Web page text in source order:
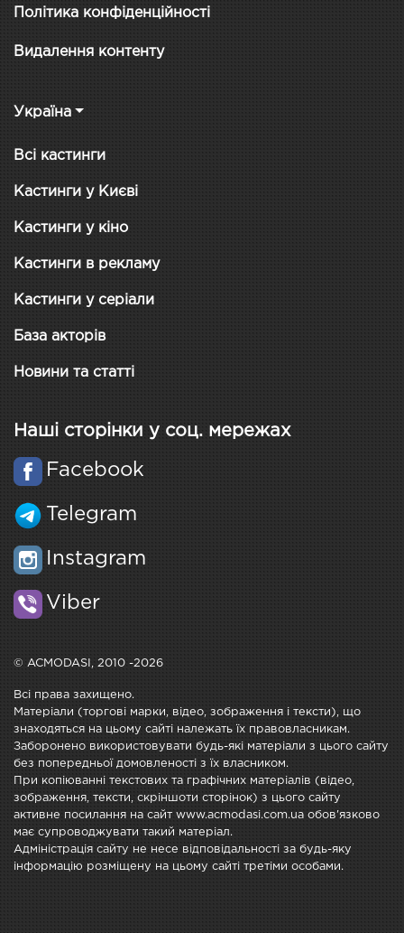
Політика конфіденційності
Видалення контенту
Україна
Всі кастинги
Кастинги у Києві
Кастинги у кіно
Кастинги в рекламу
Кастинги у серіали
База акторів
Новини та статті
Наші сторінки у соц. мережах
Facebook
Telegram
Instagram
Viber
© ACMODASI, 2010 -2026
Всі права захищено.
Матеріали (торгові марки, відео, зображення і тексти), що
знаходяться на цьому сайті належать їх правовласникам.
Заборонено використовувати будь-які матеріали з цього сайту
без попередньої домовленості з їх власником.
При копіюванні текстових та графічних матеріалів (відео,
зображення, тексти, скріншоти сторінок) з цього сайту
активне посилання на сайт www.acmodasi.com.ua обов'язково
має супроводжувати такий матеріал.
Адміністрація сайту не несе відповідальності за будь-яку
інформацію розміщену на цьому сайті третіми особами.